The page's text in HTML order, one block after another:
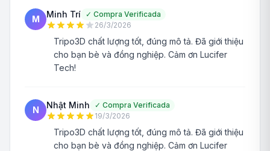
M Minh Trí ✓ Compra Verificada
26/3/2026
Tripo3D chất lượng tốt, đúng mô tả. Đã giới thiệu
cho bạn bè và đồng nghiệp. Cảm ơn Lucifer
Tech!
N Nhật Minh ✓ Compra Verificada
19/3/2026
Tripo3D chất lượng tốt, đúng mô tả. Đã giới thiệu
cho bạn bè và đồng nghiệp. Cảm ơn Lucifer